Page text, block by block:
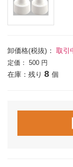
卸価格(税抜)： 取引
定価： 500 円
在庫：残り 8 個